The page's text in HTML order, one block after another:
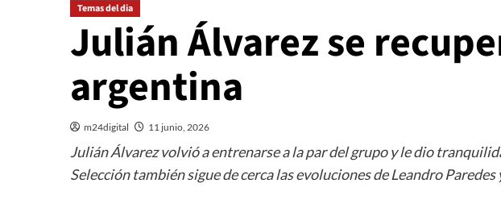
Temas del dia
Julián Álvarez se
argentina
m24digital 11 junio, 2026
Julián Álvarez volvió a entrenarse a la par del grupo y le dio
Selección también sigue de cerca las evoluciones de Leandro